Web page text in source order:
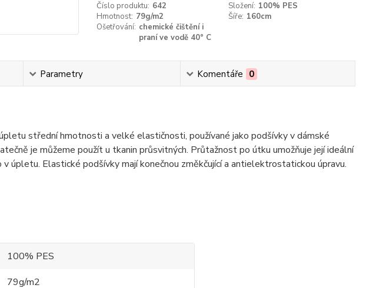
Číslo produktu: 642 Složení: 100% PES
Hmotnost: 79g/m2 Šíře: 160cm
Ošetřování: chemické čištění i
praní ve vodě 40° C
Parametry Komentáře 0
střední hmotnosti a velké elastičnosti, používané jako podšívky v dámské
je můžeme použít u tkanin průsvitných. Průtažnost po útku umožňuje její ideální
úpletu. Elastické podšívky mají konečnou změkčující a antielektrostatickou úpravu.
100% PES
79g/m2